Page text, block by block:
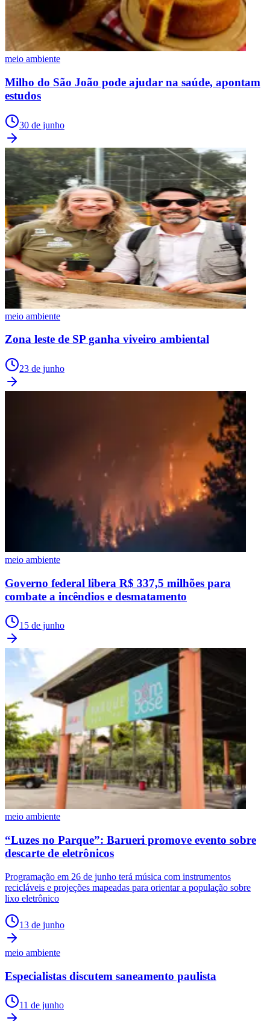
meio ambiente
Milho do São João pode ajudar na saúde, apontam
estudos
30 de junho
meio ambiente
Zona leste de SP ganha viveiro ambiental
23 de junho
meio ambiente
Governo federal libera R$ 337,5 milhões para
combate a incêndios e desmatamento
15 de junho
meio ambiente
“Luzes no Parque”: Barueri promove evento sobre
descarte de eletrônicos
Programação em 26 de junho terá música com instrumentos
recicláveis e projeções mapeadas para orientar a população sobre
lixo eletrônico
13 de junho
meio ambiente
Especialistas discutem saneamento paulista
11 de junho